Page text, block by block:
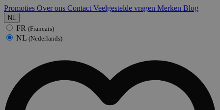
Promoties Over ons Contact Veelgestelde vragen Merken Blog
NL
FR (Francais)
NL (Nederlands)